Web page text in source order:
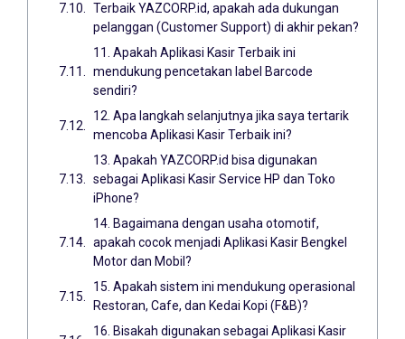
Terbaik YAZCORP.id, apakah ada dukungan
pelanggan (Customer Support) di akhir pekan?
11. Apakah Aplikasi Kasir Terbaik ini
mendukung pencetakan label Barcode
sendiri?
12. Apa langkah selanjutnya jika saya tertarik
mencoba Aplikasi Kasir Terbaik ini?
13. Apakah YAZCORP.id bisa digunakan
sebagai Aplikasi Kasir Service HP dan Toko
iPhone?
14. Bagaimana dengan usaha otomotif,
apakah cocok menjadi Aplikasi Kasir Bengkel
Motor dan Mobil?
15. Apakah sistem ini mendukung operasional
Restoran, Cafe, dan Kedai Kopi (F&B)?
16. Bisakah digunakan sebagai Aplikasi Kasir